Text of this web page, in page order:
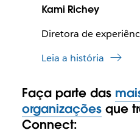
Kami Richey
Diretora de
Leia a história
Faça parte das
organizaçõesque
Connect: